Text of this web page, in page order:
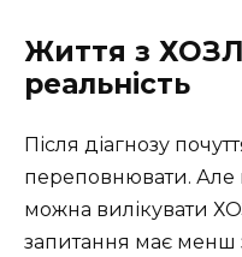
Життя з
реальність
Після діагнозу
переповнювати. Але
можна вилікувати
запитання має менш